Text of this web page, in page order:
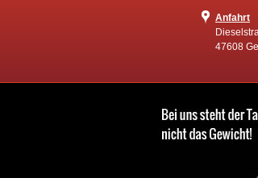
Anfahrt
47608